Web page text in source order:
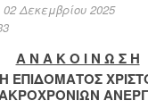
Δεκεμβρίου 2025
Α Ν Α Κ Ο Ι Ν Ω Σ Η
ΕΠΙΔΟΜΑΤΟΣ